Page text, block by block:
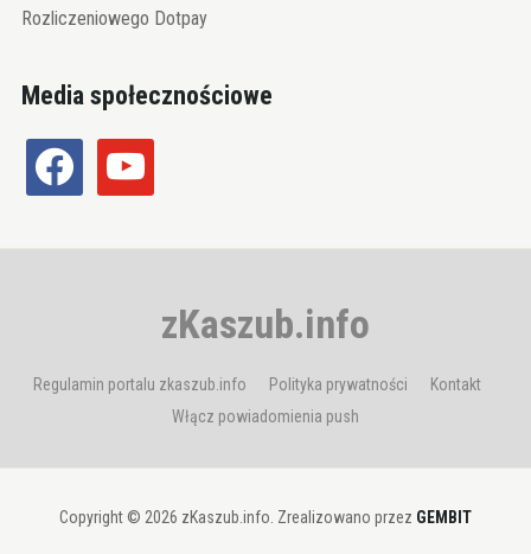
Rozliczeniowego Dotpay
Media społecznościowe
facebook youtube
zKaszub.info
Regulamin portalu zkaszub.info Polityka prywatności
Kontakt
Włącz powiadomienia push
Copyright © 2026 zKaszub.info. Zrealizowano przez GEMBIT